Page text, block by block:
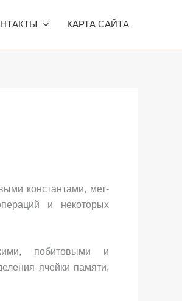
КАРТА САЙТА
константами, мет­
и некоторых
побитовы­ми и
ячейки памяти,